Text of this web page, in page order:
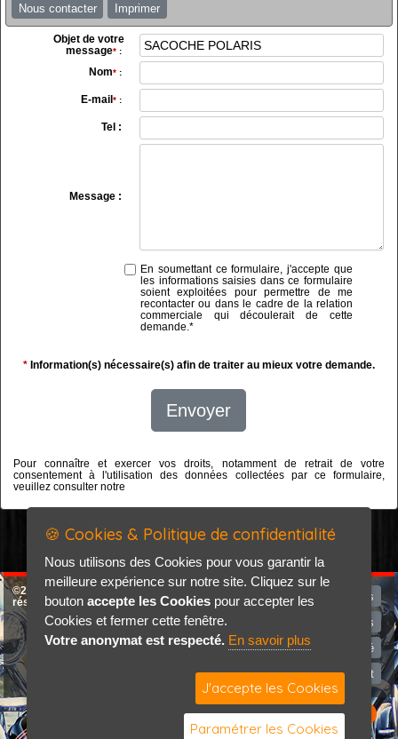
Nous contacter Imprimer
Objet de votre
message*:
Nom*:
E-mail *:
Tel :
Message :
En soumettant ce formulaire, j'accepte que
les informations saisies dans ce formulaire
soient exploitées pour permettre de me
recontacter ou dans le cadre de la relation
commerciale qui découlerait de cette
demande.*
* Information(s) nécessaire(s) afin de traiter au mieux votre demande.
Envoyer
Pour connaître et exercer vos droits, notamment de retrait de votre
consentement à l'utilisation des données collectées par ce formulaire,
veuillez consulter notre
©2026-2027 Erikwad tous droits
réservés
Programme du mois
Mentions légales
Politique de confidentialité
Contact
🍪 Cookies & Politique de confidentialité
Nous utilisons des Cookies pour vous garantir la
meilleure expérience sur notre site. Cliquez sur le
bouton accepte les Cookies pour accepter les
Cookies et fermer cette fenêtre.
Votre anonymat est respecté. En savoir plus
J'accepte les Cookies
Paramétrer les Cookies